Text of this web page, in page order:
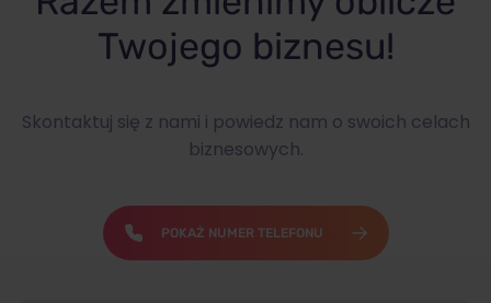
Twojego biznesu!
Skontaktuj się z nami i powiedz nam o swoich celach
biznesowych.
POKAŻ NUMER TELEFONU